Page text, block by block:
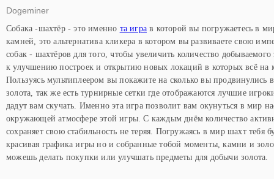
Dogeminer
Собака -шахтёр - это именно та игра в которой вы погружаетесь в
камней, это альтернатива кликера в котором вы развиваете свою
собак - шахтёров для того, чтобы увеличить количество
к улучшению построек и открытию новых локаций в которых всё на
Пользуясь мультиплеером вы покажите на сколько вы продвинулись
золота, так же есть турнирные сетки где отображаются лучшие
дадут вам скучать. Именно эта игра позволит вам окунуться в мир
окружающей атмосфере этой игры. С каждым днём количество
сохраняет свою стабильность не теряя. Погружаясь в мир шахт тебя
красивая графика игры но и собранные тобой моменты, камни и
можешь делать покупки или улучшать предметы для добычи золота.